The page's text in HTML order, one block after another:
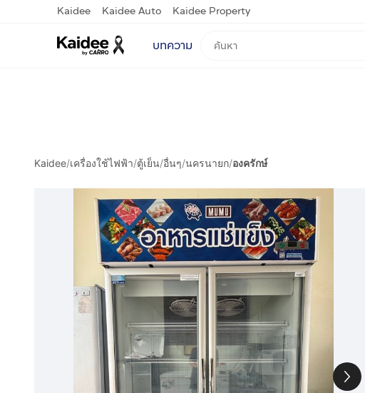
Kaidee Kaidee Auto Kaidee Property
บทความ
Kaidee/เครื่องใช้ไฟฟ้า/ตู้เย็น/อื่นๆ/นครนายก/องครักษ์